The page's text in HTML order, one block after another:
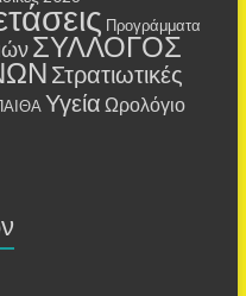
Προγράμματα
ΣΥΛΛΟΓΟΣ
Στρατιωτικές
Υγεία Ωρολόγιο